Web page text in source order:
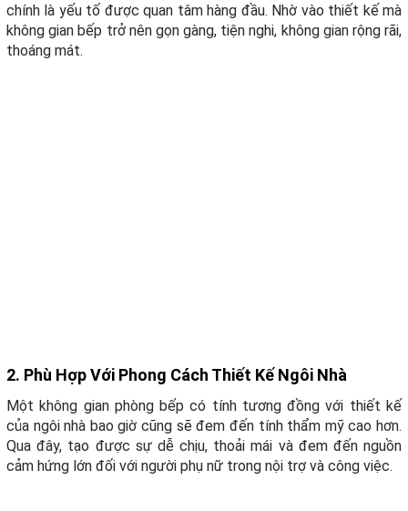
chính là yếu tố được quan tâm hàng đầu. Nhờ vào thiết kế mà
không gian bếp trở nên gọn gàng, tiện nghi, không gian rộng rãi,
thoáng mát.
2. Phù Hợp Với Phong Cách Thiết Kế Ngôi Nhà
Một không gian phòng bếp có tính tương đồng với thiết kế
của ngôi nhà bao giờ cũng sẽ đem đến tính thẩm mỹ cao hơn.
Qua đây, tạo được sự dễ chịu, thoải mái và đem đến nguồn
cảm hứng lớn đối với người phụ nữ trong nội trợ và công việc.